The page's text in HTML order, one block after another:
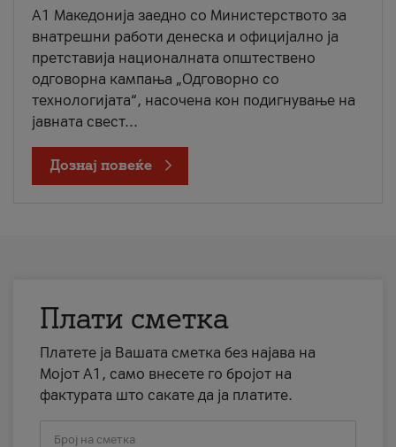
A1 Македонија заедно со Министерството за
внатрешни работи денеска и официјално ја
претставија националната општествено
одговорна кампања „Одговорно со
технологијата“, насочена кон подигнување на
јавната свест...
Дознај повеќе
Плати сметка
Платете ја Вашата сметка без најава на
Мојот А1, само внесете го бројот на
фактурата што сакате да ја платите.
Број на сметка